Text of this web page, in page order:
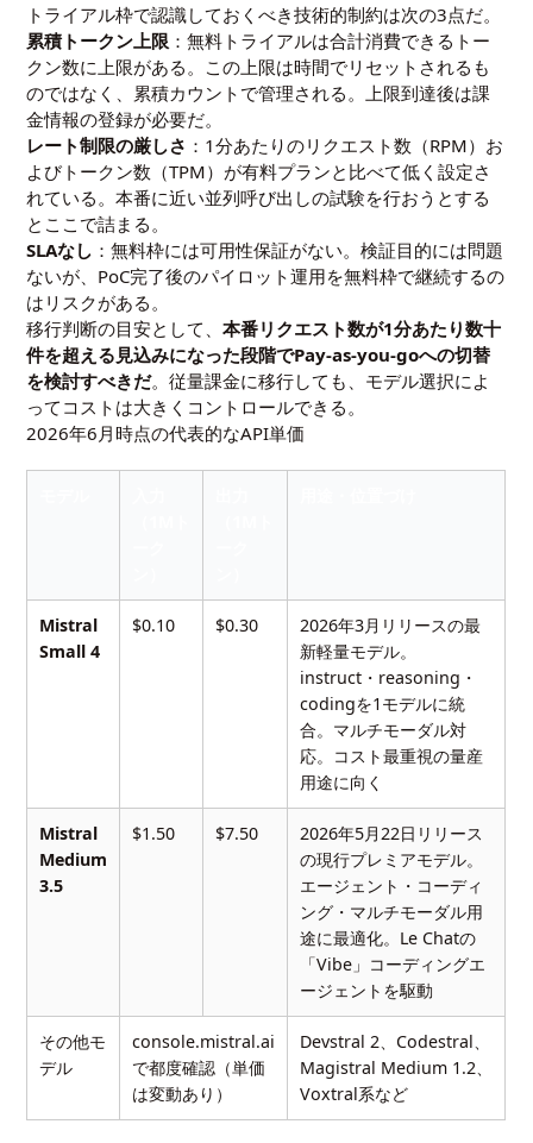
トライアル枠で認識しておくべき技術的制約は次の3点だ。
累積トークン上限 ：無料トライアルは合計消費できるトー
クン数に上限がある。この上限は時間でリセットされるも
のではなく、累積カウントで管理される。上限到達後は課
金情報の登録が必要だ。
レート制限の厳しさ ：1分あたりのリクエスト数（RPM）お
よびトークン数（TPM）が有料プランと比べて低く設定さ
れている。本番に近い並列呼び出しの試験を行おうとする
とここで詰まる。
SLAなし ：無料枠には可用性保証がない。検証目的には問題
ないが、PoC完了後のパイロット運用を無料枠で継続するの
はリスクがある。
移行判断の目安として、本番リクエスト数が1分あたり数十
件を超える見込みになった段階でPay-as-you-goへの切替
を検討すべきだ。従量課金に移行しても、モデル選択によ
ってコストは大きくコントロールできる。
2026年6月時点の代表的なAPI単価
Mistral
Small 4
$0.10 $0.30
2026年3月リリースの最
新軽量モデル。
instruct・reasoning・
codingを1モデルに統
合。マルチモーダル対
応。コスト最重視の量産
用途に向く
Mistral
Medium
3.5
$1.50 $7.50
2026年5月22日リリース
の現行プレミアモデル。
エージェント・コーディ
ング・マルチモーダル用
途に最適化。Le Chatの
「Vibe」コーディングエ
ージェントを駆動
その他モ
デル
console.mistral.ai
で都度確認（単価
は変動あり）
Devstral 2、Codestral、
Magistral Medium 1.2、
Voxtral系など